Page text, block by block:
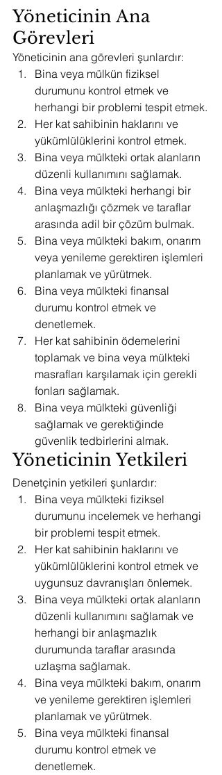
Yöneticinin Ana
Görevleri
Yöneticinin ana görevleri şunlardır:
Bina veya mülkün fiziksel
durumunu kontrol etmek ve
herhangi bir problemi tespit etmek.
Her kat sahibinin haklarını ve
yükümlülüklerini kontrol etmek.
Bina veya mülkteki ortak alanların
düzenli kullanımını sağlamak.
Bina veya mülkteki herhangi bir
anlaşmazlığı çözmek ve taraflar
arasında adil bir çözüm bulmak.
Bina veya mülkteki bakım, onarım
veya yenileme gerektiren işlemleri
planlamak ve yürütmek.
Bina veya mülkteki finansal
durumu kontrol etmek ve
denetlemek.
Her kat sahibinin ödemelerini
toplamak ve bina veya mülkteki
masrafları karşılamak için gerekli
fonları sağlamak.
Bina veya mülkteki güvenliği
sağlamak ve gerektiğinde
güvenlik tedbirlerini almak.
Yöneticinin Yetkileri
Denetçinin yetkileri şunlardır:
Bina veya mülkteki fiziksel
durumunu incelemek ve herhangi
bir problemi tespit etmek.
Her kat sahibinin haklarını ve
yükümlülüklerini kontrol etmek ve
uygunsuz davranışları önlemek.
Bina veya mülkteki ortak alanların
düzenli kullanımını sağlamak ve
herhangi bir anlaşmazlık
durumunda taraflar arasında
uzlaşma sağlamak.
Bina veya mülkteki bakım, onarım
ve yenileme gerektiren işlemleri
planlamak ve yürütmek.
Bina veya mülkteki finansal
durumu kontrol etmek ve
denetlemek.